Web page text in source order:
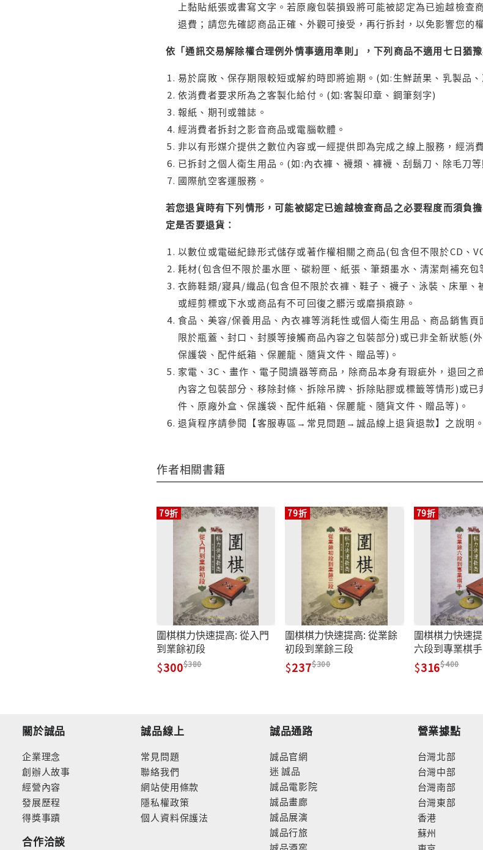
上黏貼紙張或書寫文字。若原廠包裝損毀將可能被認定為已逾越檢
退費；請您先確認商品正確、外觀可接受，再行拆封，以免影響您的
依「通訊交易解除權合理例外情事適用準則」，下列商品不適用七日猶
易於腐敗、保存期限較短或解約時即將逾期。(如:生鮮蔬果、乳製品
依消費者要求所為之客製化給付。(如:客製印章、鋼筆刻字)
報紙、期刊或雜誌。
經消費者拆封之影音商品或電腦軟體。
非以有形媒介提供之數位內容或一經提供即為完成之線上服務，經消
已拆封之個人衛生用品。(如:內衣褲、襪類、褲襪、刮鬍刀、除毛刀
國際航空客運服務。
若您退貨時有下列情形，可能被認定已逾越檢查商品之必要程度而須負
定是否要退貨：
以數位或電磁紀錄形式儲存或著作權相關之商品(包含但不限於CD、
耗材(包含但不限於墨水匣、碳粉匣、紙張、筆類墨水、清潔劑補充
衣飾鞋類/寢具/織品(包含但不限於衣褲、鞋子、襪子、泳裝、床單
或經剪標或下水或商品有不可回復之髒污或磨損痕跡。
食品、美容/保養用品、內衣褲等消耗性或個人衛生用品、商品銷售
限於瓶蓋、封口、封膜等接觸商品內容之包裝部分)或已非全新狀態(
保護袋、配件紙箱、保麗龍、隨貨文件、贈品等)。
家電、3C、畫作、電子閱讀器等商品，除商品本身有瑕疵外，退回
內容之包裝部分、移除封條、拆除吊牌、拆除貼膠或標籤等情形)或
件、原廠外盒、保護袋、配件紙箱、保麗龍、隨貨文件、贈品等)。
退貨程序請參閱【客服專區→常見問題→誠品線上退貨退款】之說明。
作者相關書籍
79折
圍棋棋力快速提高: 從入門
到業餘初段
300 380
79折
圍棋棋力快速提高: 從業餘
初段到業餘三段
237 300
79折
圍棋棋力快速
六段到專業棋手
316 400
關於誠品
企業理念
創辦人故事
經營內容
發展歷程
得獎事蹟
合作洽談
誠品線上
常見問題
聯絡我們
網站使用條款
隱私權政策
個人資料保護法
誠品通路
誠品官網
迷 誠品
誠品電影院
誠品畫廊
誠品展演
誠品行旅
營業據點
台灣北部
台灣中部
台灣南部
台灣東部
香港
蘇州